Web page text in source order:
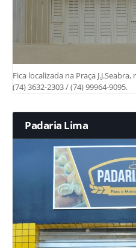
Fica localizada na Praça
(74) 3632-2303 / (74) 99964-9095.
Padaria Lima